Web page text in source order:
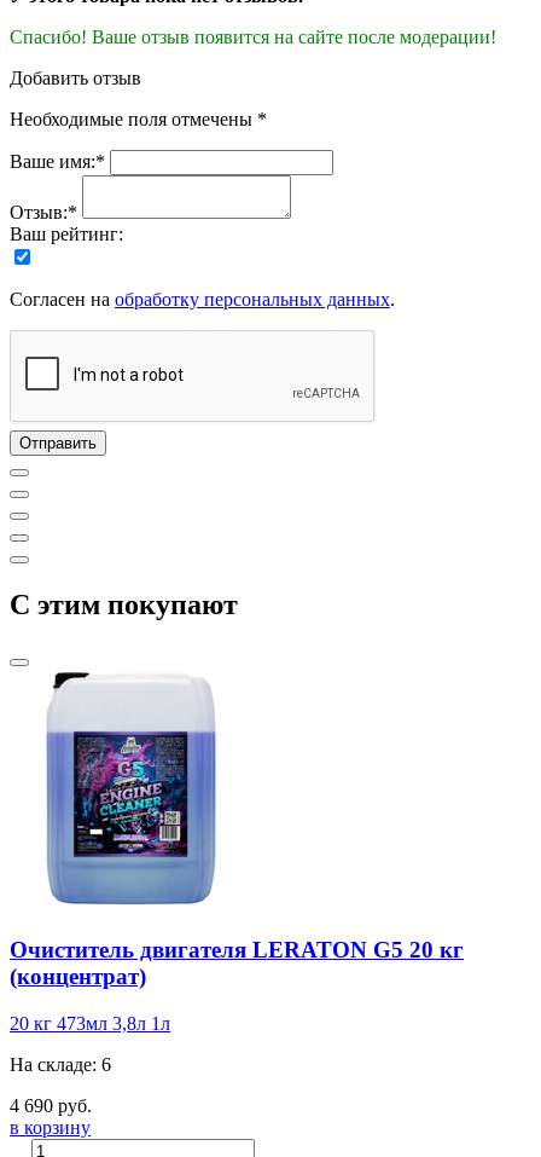
Спасибо! Ваше отзыв появится на сайте после модерации!
Добавить отзыв
Необходимые поля отмечены *
Ваше имя:*
Отзыв:*
Ваш рейтинг:
Согласен на обработку персональных данных.
C этим покупают
Очиститель двигателя LERATON G5 20 кг
(концентрат)
20 кг 473мл 3,8л 1л
На складе: 6
4 690 руб.
в корзину